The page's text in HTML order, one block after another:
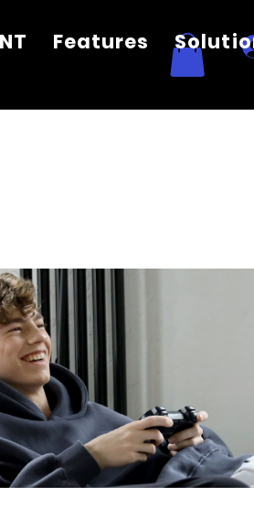
Features